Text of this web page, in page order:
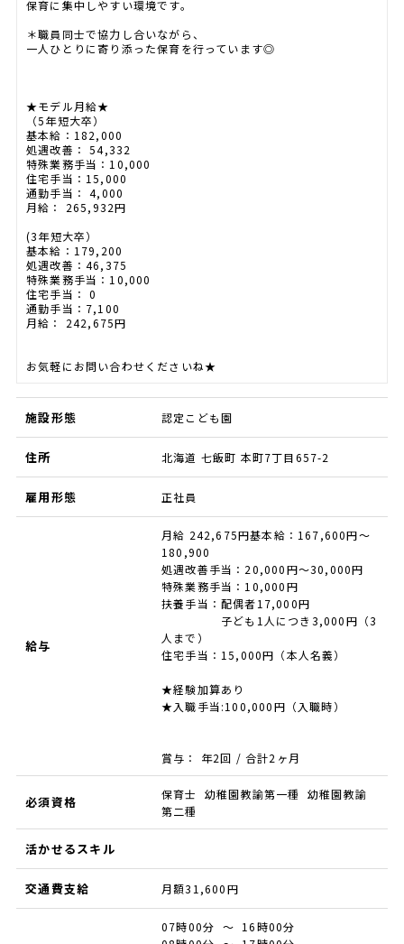
保育に集中しやすい環境です。
＊職員同士で協力し合いながら、
一人ひとりに寄り添った保育を行っています◎
★モデル月給★
（5年短大卒）
基本給：182,000
処遇改善： 54,332
特殊業務手当：10,000
住宅手当：15,000
通勤手当： 4,000
月給： 265,932円
(3年短大卒）
基本給：179,200
処遇改善：46,375
特殊業務手当：10,000
住宅手当： 0
通勤手当：7,100
月給： 242,675円
お気軽にお問い合わせくださいね★
施設形態 認定こども園
住所 北海道 七飯町 本町7丁目657-2
雇用形態 正社員
給与
月給 242,675円基本給：167,600円〜
180,900
処遇改善手当：20,000円〜30,000円
特殊業務手当：10,000円
扶養手当：配偶者17,000円
子ども1人につき3,000円（3
人まで）
住宅手当：15,000円（本人名義）
★経験加算あり
★入職手当:100,000円（入職時）
賞与： 年2回 / 合計2ヶ月
必須資格
保育士 幼稚園教諭第一種 幼稚園教諭
第二種
活かせるスキル
交通費支給 月額31,600円
07時00分 ～ 16時00分